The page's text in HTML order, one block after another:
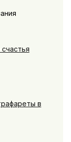
в